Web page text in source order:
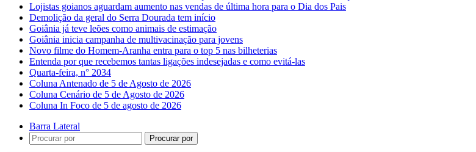
Lojistas goianos aguardam aumento nas vendas de última hora para o Dia dos Pais
Demolição da geral do Serra Dourada tem início
Goiânia já teve leões como animais de estimação
Goiânia inicia campanha de multivacinação para jovens
Novo filme do Homem-Aranha entra para o top 5 nas bilheterias
Entenda por que recebemos tantas ligações indesejadas e como evitá-las
Quarta-feira, n° 2034
Coluna Antenado de 5 de Agosto de 2026
Coluna Cenário de 5 de Agosto de 2026
Coluna In Foco de 5 de agosto de 2026
Barra Lateral
Procurar por